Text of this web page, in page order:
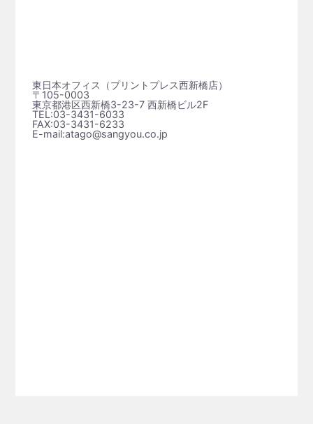
東日本オフィス（プリントプレス⻄新橋店）
〒105-0003
東京都港区西新橋3-23-7 西新橋ビル2F
TEL:03-3431-6033
FAX:03-3431-6233
E-mail:atago@sangyou.co.jp